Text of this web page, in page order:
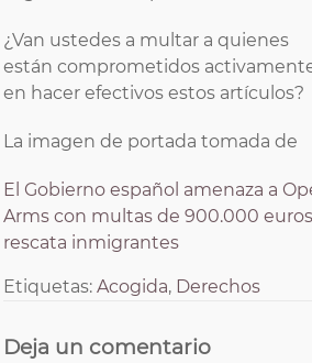
¿Van ustedes a multar a quienes
están comprometidos
en hacer efectivos estos artículos?
La imagen de portada tomada de
El Gobierno español amenaza a
Arms con multas de 900.000
rescata inmigrantes
Etiquetas:Acogida, Derechos
Deja un comentario